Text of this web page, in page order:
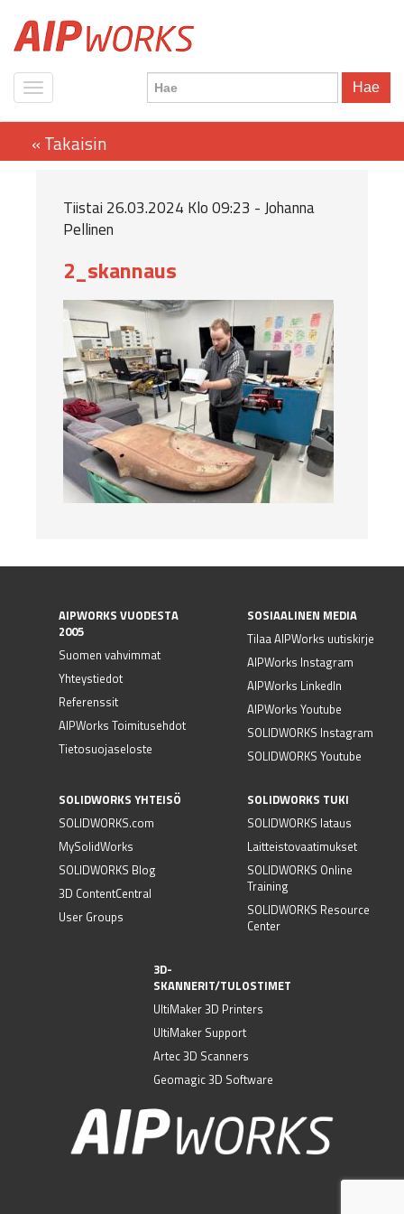
Hae
Tiistai 26.03.2024 Klo 09:23 - Johanna
Pellinen
2_skannaus
AIPWORKS VUODESTA
2005
Suomen vahvimmat
Yhteystiedot
Referenssit
AIPWorks Toimitusehdot
Tietosuojaseloste
SOSIAALINEN MEDIA
Tilaa AIPWorks uutiskirje
AIPWorks Instagram
AIPWorks LinkedIn
AIPWorks Youtube
SOLIDWORKS Instagram
SOLIDWORKS Youtube
SOLIDWORKS YHTEISÖ
SOLIDWORKS.com
MySolidWorks
SOLIDWORKS Blog
3D ContentCentral
User Groups
SOLIDWORKS TUKI
SOLIDWORKS lataus
Laitteistovaatimukset
SOLIDWORKS Online
Training
SOLIDWORKS Resource
Center
3D-
SKANNERIT/TULOSTIMET
UltiMaker 3D Printers
UltiMaker Support
Artec 3D Scanners
Geomagic 3D Software